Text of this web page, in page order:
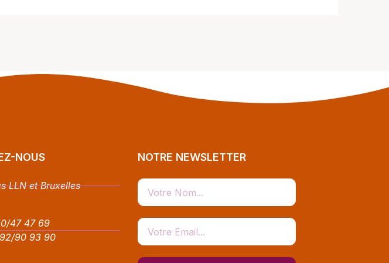
NOUS
LLN et Bruxelles
47 47 69
90 93 90
NOTRE NEWSLETTER